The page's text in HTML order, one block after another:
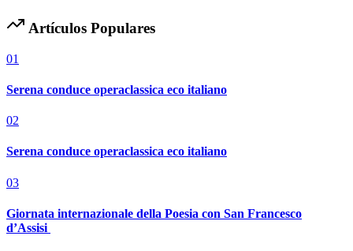
Artículos Populares
01
Serena conduce operaclassica eco italiano
02
Serena conduce operaclassica eco italiano
03
Giornata internazionale della Poesia con San Francesco
d’Assisi